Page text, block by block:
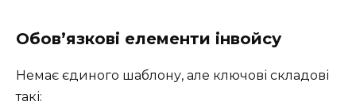
Обов’язкові елементи інвойсу
Немає єдиного шаблону, але ключові складові
такі: